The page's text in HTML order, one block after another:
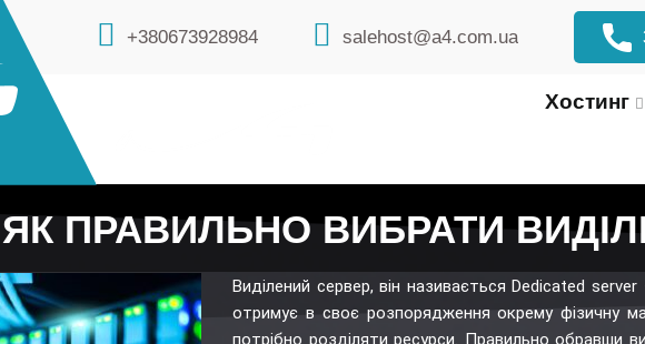
+380673928984 salehost@a4.com.ua
Хостинг
ЯК ПРАВИЛЬНО ВИБРАТИ
Виділений сервер, він називається Dedicated
отримує в своє розпорядження окрему фізичну
потрібно розділяти ресурси. Правильно обравши